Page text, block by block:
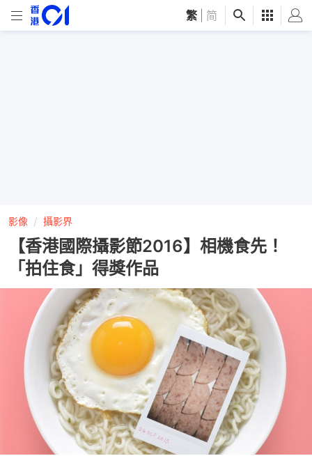
繁 简
影像 攝影界
【香港國際攝影節2016】相機食先！
「拍住食」得獎作品